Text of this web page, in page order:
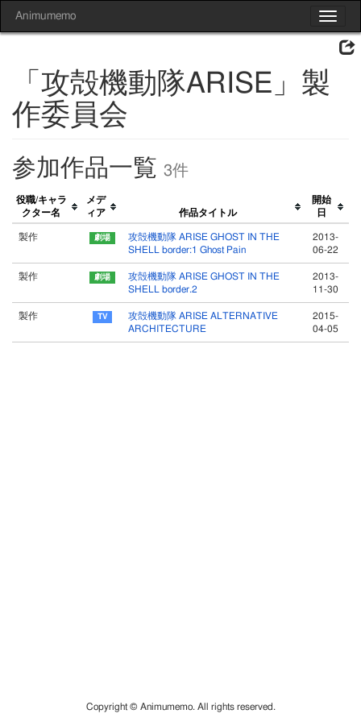
Toggle
Animumemo
「攻殻機動隊ARISE」製
作委員会
参加作品一覧 3件
役職/キャラ
クター名
メデ
ィア
作品タイトル
開始
日
製作
攻殻機動隊 ARISE GHOST IN THE
SHELL border:1 Ghost Pain
2013-
06-22
製作
攻殻機動隊 ARISE GHOST IN THE
SHELL border.2
2013-
11-30
製作
攻殻機動隊 ARISE ALTERNATIVE
ARCHITECTURE
2015-
04-05
Copyright © Animumemo. All rights reserved.